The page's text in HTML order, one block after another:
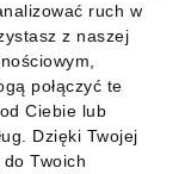
ruch w
z naszej
połączyć te
Ciebie lub
Dzięki Twojej
Twoich